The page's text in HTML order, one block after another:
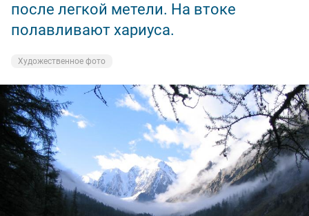
после легкой метели. На втоке
полавливают хариуса.
Художественное фото